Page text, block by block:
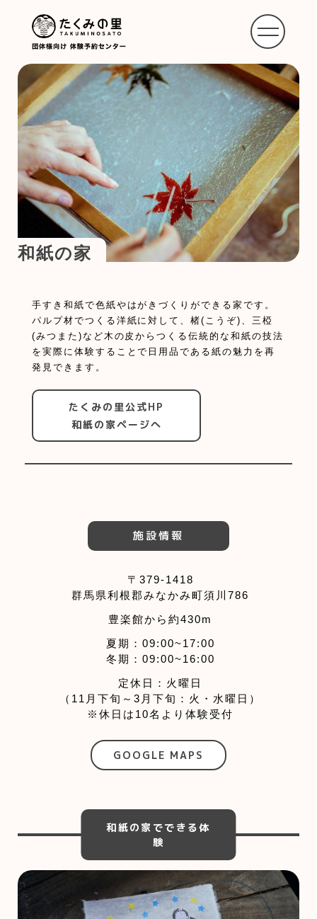
体験施設一覧
体験のご予約はこちら
プライバシーポリシー
利用規約
和紙の家
手すき和紙で色紙やはがきづくりができる家です。
パルプ材でつくる洋紙に対して、楮(こうぞ)、三椏
(みつまた)など木の皮からつくる伝統的な和紙の技法
を実際に体験することで日用品である紙の魅力を再
発見できます。
たくみの里公式HP
和紙の家ページへ
施設情報
〒379-1418
群馬県利根郡みなかみ町須川786
豊楽館から約430m
夏期：09:00~17:00
冬期：09:00~16:00
定休日：火曜日
（11月下旬～3月下旬：火・水曜日）
※休日は10名より体験受付
GOOGLE MAPS
和紙の家でできる体
験